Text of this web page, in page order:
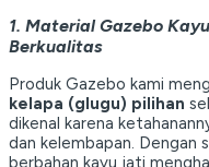
1. Material Gazebo
Berkualitas
Produk Gazebo kami
kelapa (glugu) pilihan
dikenal karena
dan kelembapan. Dengan
berbahan kayu jati